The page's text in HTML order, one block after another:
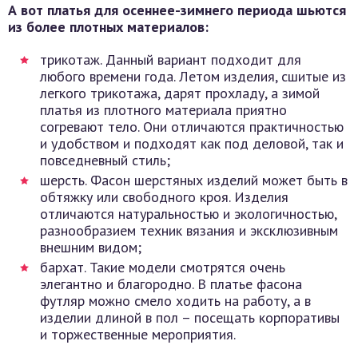
А вот платья для осеннее-зимнего периода шьются
из более плотных материалов:
трикотаж. Данный вариант подходит для
любого времени года. Летом изделия, сшитые из
легкого трикотажа, дарят прохладу, а зимой
платья из плотного материала приятно
согревают тело. Они отличаются практичностью
и удобством и подходят как под деловой, так и
повседневный стиль;
шерсть. Фасон шерстяных изделий может быть в
обтяжку или свободного кроя. Изделия
отличаются натуральностью и экологичностью,
разнообразием техник вязания и эксклюзивным
внешним видом;
бархат. Такие модели смотрятся очень
элегантно и благородно. В платье фасона
футляр можно смело ходить на работу, а в
изделии длиной в пол – посещать корпоративы
и торжественные мероприятия.